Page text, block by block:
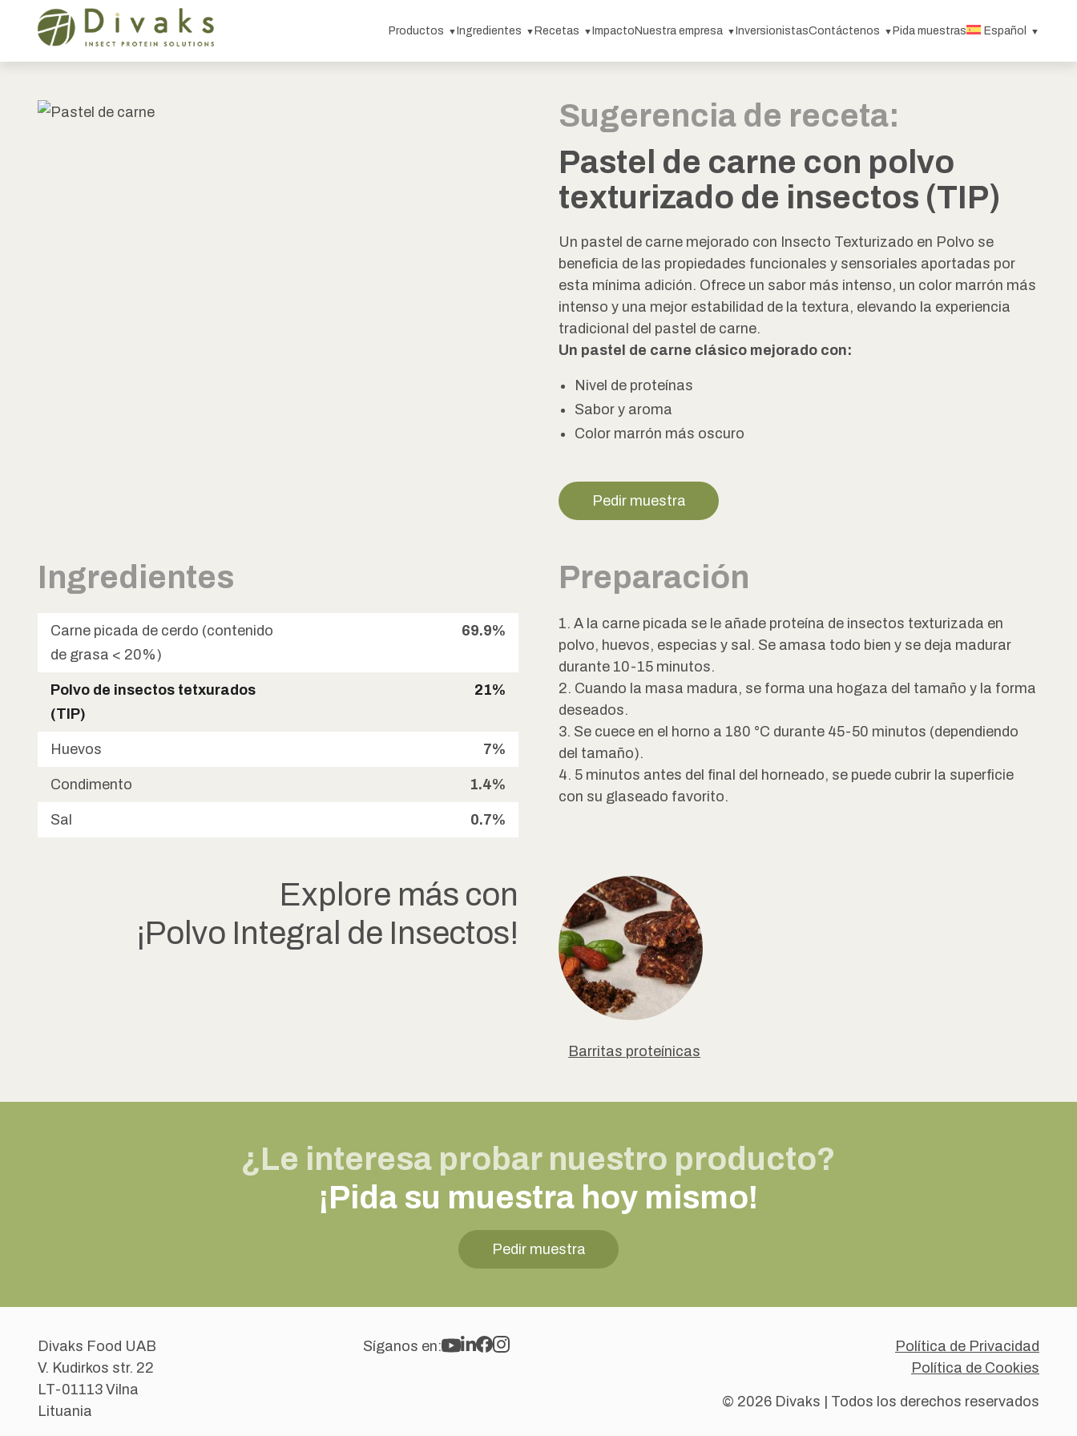
Productos Ingredientes Recetas Impacto Nuestra empresa InversionistasContáctenos Pida muestras Español
Sugerencia de receta:
Pastel de carne con polvo
texturizado de insectos (TIP)
Un pastel de carne mejorado con Insecto Texturizado en Polvo se
beneficia de las propiedades funcionales y sensoriales aportadas por
esta mínima adición. Ofrece un sabor más intenso, un color marrón más
intenso y una mejor estabilidad de la textura, elevando la experiencia
tradicional del pastel de carne.
Un pastel de carne clásico mejorado con:
Nivel de proteínas
Sabor y aroma
Color marrón más oscuro
Pedir muestra
Ingredientes
Carne picada de cerdo (contenido
de grasa < 20%)
69.9%
Polvo de insectos tetxurados
(TIP)
21%
Huevos 7%
Condimento 1.4%
Sal 0.7%
Preparación
1. A la carne picada se le añade proteína de insectos texturizada en
polvo, huevos, especias y sal. Se amasa todo bien y se deja madurar
durante 10-15 minutos.
2. Cuando la masa madura, se forma una hogaza del tamaño y la forma
deseados.
3. Se cuece en el horno a 180 °C durante 45-50 minutos (dependiendo
del tamaño).
4. 5 minutos antes del final del horneado, se puede cubrir la superficie
con su glaseado favorito.
Explore más con
¡Polvo Integral de Insectos!
Barritas proteínicas
¿Le interesa probar nuestro producto?
¡Pida su muestra hoy mismo!
Pedir muestra
Divaks Food UAB
V. Kudirkos str. 22
LT-01113 Vilna
Lituania
Síganos en:
Política de Privacidad
Política de Cookies
© 2026 Divaks | Todos los derechos reservados